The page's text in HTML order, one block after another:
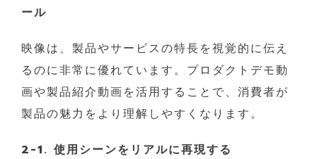
ール
映像は、製品やサービスの特長を視覚的に伝え
るのに非常に優れています。プロダクトデモ動
画や製品紹介動画を活用することで、消費者が
製品の魅力をより理解しやすくなります。
2-1. 使用シーンをリアルに再現する